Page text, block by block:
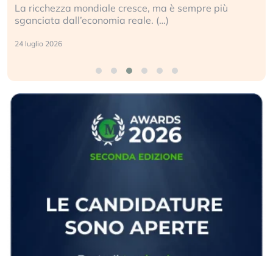
ma è sempre più
(…)
Gli investitori tech
geopolitico: il (…)